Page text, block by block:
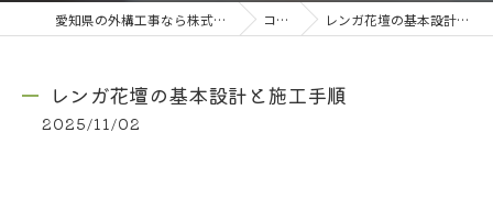
愛知県の外構工事なら株式会社RGarden コラム レンガ花壇の基本設計と施工手順
レンガ花壇の基本設計と施工手順
2025/11/02